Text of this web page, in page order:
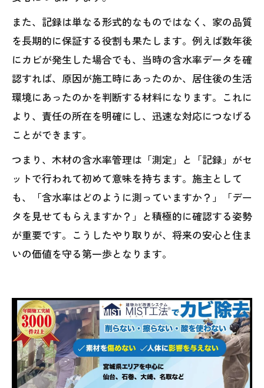
また、記録は単なる形式的なものではなく、家の品質
を長期的に保証する役割も果たします。例えば数年後
にカビが発生した場合でも、当時の含水率データを確
認すれば、原因が施工時にあったのか、居住後の生活
環境にあったのかを判断する材料になります。これに
より、責任の所在を明確にし、迅速な対応につなげる
ことができます。
つまり、木材の含水率管理は「測定」と「記録」がセ
ットで行われて初めて意味を持ちます。施主として
も、「含水率はどのように測っていますか？」「デー
タを見せてもらえますか？」と積極的に確認する姿勢
が重要です。こうしたやり取りが、将来の安心と住ま
いの価値を守る第一歩となります。